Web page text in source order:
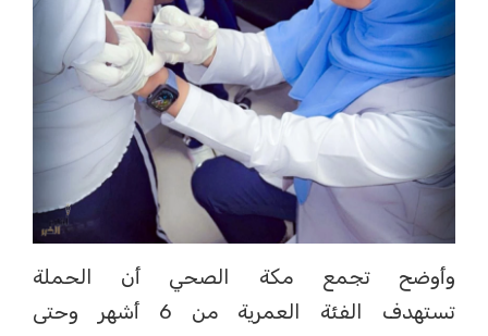
وأوضح تجمع مكة الصحي أن الحملة
تستهدف الفئة العمرية من 6 أشهر وحتى